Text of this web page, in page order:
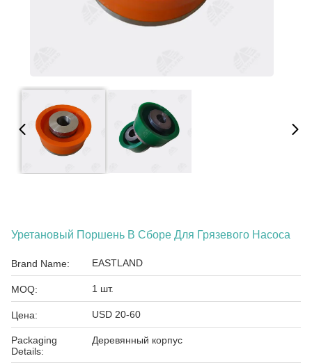
Уретановый Поршень В Сборе Для Грязевого Насоса
Brand Name: EASTLAND
MOQ: 1 шт.
Цена: USD 20-60
Packaging
Details:
Деревянный корпус